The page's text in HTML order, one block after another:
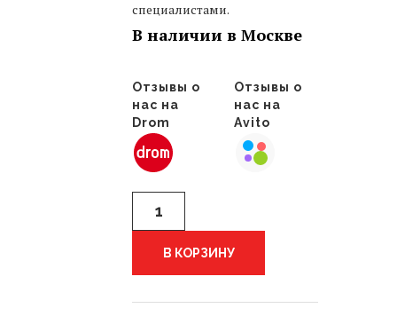
специалистами.
В наличии в Москве
Отзывы о
нас на
Drom
Отзывы о
нас на
Avito
вентилятор
радиатора
ES250
В КОРЗИНУ